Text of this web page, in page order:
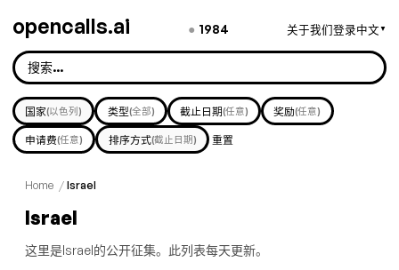
opencalls.ai ● 1984 关于我们登录中文 ▼
国家(以色列) 类型(全部) 截止日期(任意) 奖励(任意)
申请费(任意) 排序方式(截止日期) 重置
Home / Israel
Israel
这里是Israel的公开征集。此列表每天更新。